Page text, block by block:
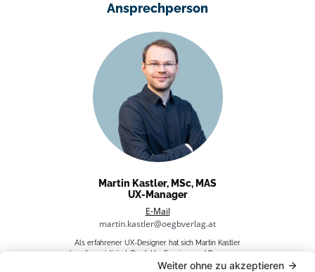
Ansprechperson
Martin Kastler, MSc, MAS
UX-Manager
E-Mail
martin.kastler@oegbverlag.at
Als erfahrener UX-Designer hat sich Martin Kastler
darauf spezialisiert, Produkte, Services und Prozesse zu
gestalten, bei denen der Mensch im Mittelpunkt steht.